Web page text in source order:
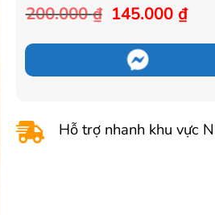
200.000₫ Giá
là:
200.000 ₫.
145.000 ₫Giá
hiện
tại
Hỗ trợ nhanh khu vực